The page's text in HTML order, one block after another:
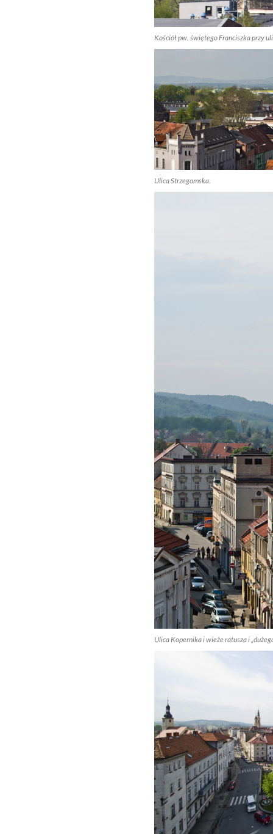
Kościół pw. świętego Franciszka przy
Ulica Strzegomska.
Ulica Kopernika i wieże ratusza i